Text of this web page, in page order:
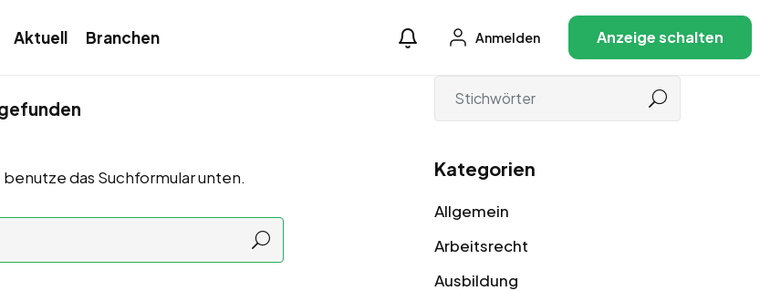
Aktuell Branchen Anmelden Anzeige schalten
das Suchformular unten. Kategorien
Allgemein
Arbeitsrecht
Ausbildung